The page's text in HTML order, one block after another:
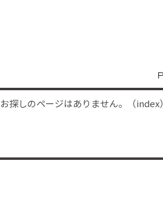
お探しのページはありません。（index）